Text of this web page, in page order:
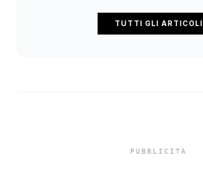
TUTTI GLI ARTICOLI